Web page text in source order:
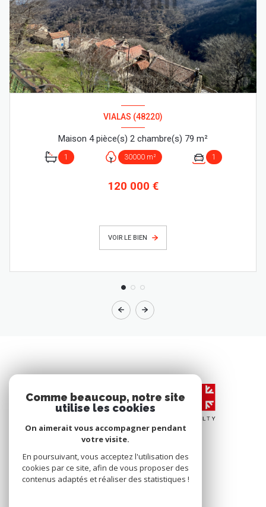
VIALAS (48220)
Maison 4 pièce(s) 2 chambre(s) 79 m²
1 30000 m² 1
120 000 €
VOIR LE BIEN
Comme beaucoup, notre site
utilise les cookies
On aimerait vous accompagner pendant
votre visite.
En poursuivant, vous acceptez l'utilisation des
cookies par ce site, afin de vous proposer des
contenus adaptés et réaliser des statistiques !